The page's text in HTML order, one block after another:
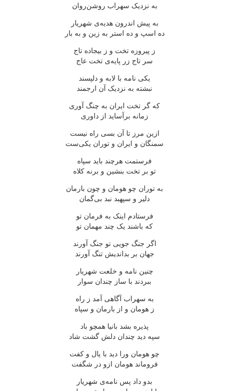
به نزدیک سهراب روشن‌روان
به پیش اندرون هدیه‌ی شهریار
ده اسپ و ده استر به زین و به بار
ز پیروزه تخت و ز بیجاده تاج
سر تاج زر پایه‌ی تخت عاج
یکی نامه با لابه و دلپسند
نبشته به نزدیک آن ارجمند
که گر تخت ایران به چنگ آوری
زمانه برآساید از داوری
ازین مرز تا آن بسی راه نیست
سمنگان و ایران و توران یکی‌ست
فرستمت هرچند باید سپاه
تو بر تخت بنشین و برنه کلاه
به توران چو هومان و چون بارمان
دلیر و سپهبد نبد بی‌گمان
فرستادم اینک به فرمان تو
که باشند یک چند مهمان تو
اگر جنگ جویی تو جنگ آورند
جهان بر بداندیش تنگ آورند
چنین نامه و خلعت شهریار
ببردند با ساز چندان سوار
به سهراب آگاهی آمد ز راه
ز هومان و از بارمان و سپاه
پذیره بشد بانیا همچو باد
سپه دید چندان دلش گشت شاد
چو هومان ورا دید با یال و کفت
فروماند هومان ازو در شگفت
بدو داد پس نامه‌ی شهریار